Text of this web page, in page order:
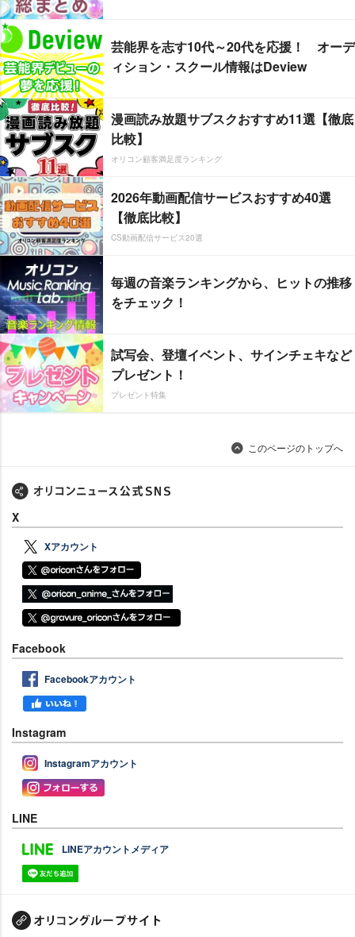
芸能界を志す10代～20代を応援！ オーデ
ィション・スクール情報はDeview
漫画読み放題サブスクおすすめ11選【徹底
比較】
オリコン顧客満足度ランキング
2026年動画配信サービスおすすめ40選
【徹底比較】
CS動画配信サービス20選
毎週の音楽ランキングから、ヒットの推移
をチェック！
試写会、登壇イベント、サインチェキなど
プレゼント！
プレゼント特集
このページのトップへ
X
Xアカウント
Facebook
Facebookアカウント
Instagram
Instagramアカウント
LINE
LINEアカウントメディア